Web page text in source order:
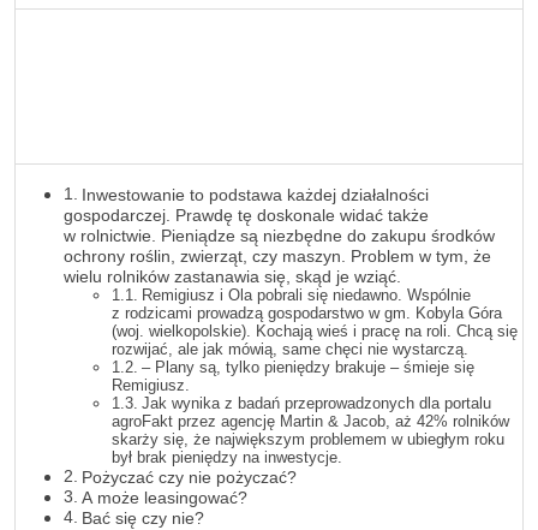
Inwestowanie to podstawa każdej działalności
gospodarczej. Prawdę tę doskonale widać także
w rolnictwie. Pieniądze są niezbędne do zakupu środków
ochrony roślin, zwierząt, czy maszyn. Problem w tym, że
wielu rolników zastanawia się, skąd je wziąć.
Remigiusz i Ola pobrali się niedawno. Wspólnie
z rodzicami prowadzą gospodarstwo w gm. Kobyla Góra
(woj. wielkopolskie). Kochają wieś i pracę na roli. Chcą się
rozwijać, ale jak mówią, same chęci nie wystarczą.
– Plany są, tylko pieniędzy brakuje – śmieje się
Remigiusz.
Jak wynika z badań przeprowadzonych dla portalu
agroFakt przez agencję Martin & Jacob, aż 42% rolników
skarży się, że największym problemem w ubiegłym roku
był brak pieniędzy na inwestycje.
Pożyczać czy nie pożyczać?
A może leasingować?
Bać się czy nie?